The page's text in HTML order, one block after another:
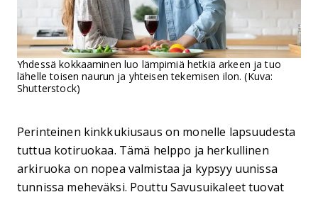
Yhdessä kokkaaminen luo lämpimiä hetkiä arkeen ja tuo
lähelle toisen naurun ja yhteisen tekemisen ilon. (Kuva:
Shutterstock)
Perinteinen kinkkukiusaus on monelle lapsuudesta
tuttua kotiruokaa. Tämä helppo ja herkullinen
arkiruoka on nopea valmistaa ja kypsyy uunissa
tunnissa meheväksi. Pouttu Savusuikaleet tuovat